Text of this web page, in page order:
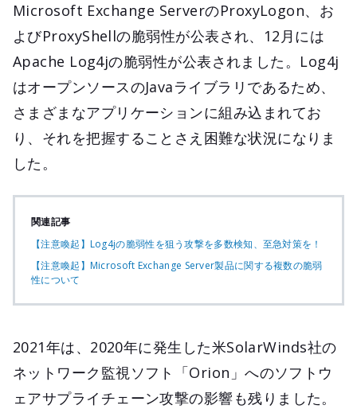
Microsoft Exchange ServerのProxyLogon、お
よびProxyShellの脆弱性が公表され、12月には
Apache Log4jの脆弱性が公表されました。Log4j
はオープンソースのJavaライブラリであるため、
さまざまなアプリケーションに組み込まれてお
り、それを把握することさえ困難な状況になりま
した。
関連記事
【注意喚起】Log4jの脆弱性を狙う攻撃を多数検知、至急対策を！
【注意喚起】Microsoft Exchange Server製品に関する複数の脆弱
性について
2021年は、2020年に発生した米SolarWinds社の
ネットワーク監視ソフト「Orion」へのソフトウ
ェアサプライチェーン攻撃の影響も残りました。